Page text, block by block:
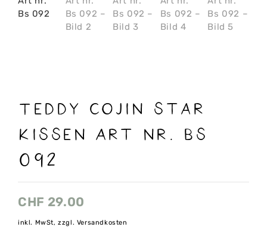
Teddy cojin Star
Kissen Art nr. Bs
092
CHF 29.00
inkl. MwSt, zzgl. Versandkosten